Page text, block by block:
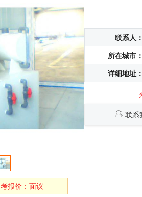
报价：面议
联系人
所在城市
详细地址
联系